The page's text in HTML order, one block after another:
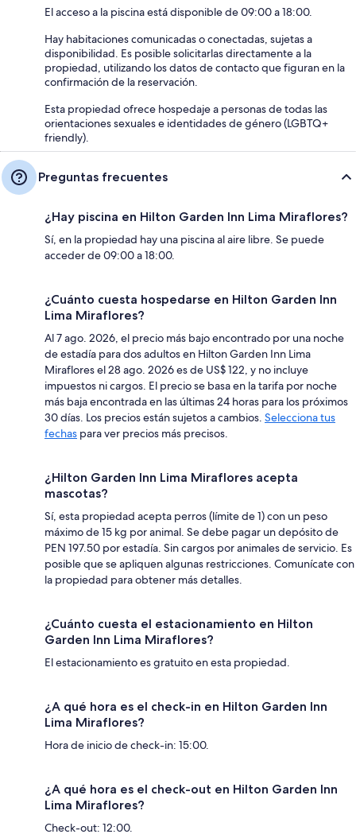
El acceso a la piscina está disponible de 09:00 a 18:00.
Hay habitaciones comunicadas o conectadas, sujetas a
disponibilidad. Es posible solicitarlas directamente a la
propiedad, utilizando los datos de contacto que figuran en la
confirmación de la reservación.
Esta propiedad ofrece hospedaje a personas de todas las
orientaciones sexuales e identidades de género (LGBTQ+
friendly).
Preguntas frecuentes
¿Hay piscina en Hilton Garden Inn Lima Miraflores?
Sí, en la propiedad hay una piscina al aire libre. Se puede
acceder de 09:00 a 18:00.
¿Cuánto cuesta hospedarse en Hilton Garden Inn
Lima Miraflores?
Al 7 ago. 2026, el precio más bajo encontrado por una noche
de estadía para dos adultos en Hilton Garden Inn Lima
Miraflores el 28 ago. 2026 es de US$ 122, y no incluye
impuestos ni cargos. El precio se basa en la tarifa por noche
más baja encontrada en las últimas 24 horas para los próximos
30 días. Los precios están sujetos a cambios. Selecciona tus
fechas para ver precios más precisos.
¿Hilton Garden Inn Lima Miraflores acepta
mascotas?
Sí, esta propiedad acepta perros (límite de 1) con un peso
máximo de 15 kg por animal. Se debe pagar un depósito de
PEN 197.50 por estadía. Sin cargos por animales de servicio. Es
posible que se apliquen algunas restricciones. Comunícate con
la propiedad para obtener más detalles.
¿Cuánto cuesta el estacionamiento en Hilton
Garden Inn Lima Miraflores?
El estacionamiento es gratuito en esta propiedad.
¿A qué hora es el check-in en Hilton Garden Inn
Lima Miraflores?
Hora de inicio de check-in: 15:00.
¿A qué hora es el check-out en Hilton Garden Inn
Lima Miraflores?
Check-out: 12:00.